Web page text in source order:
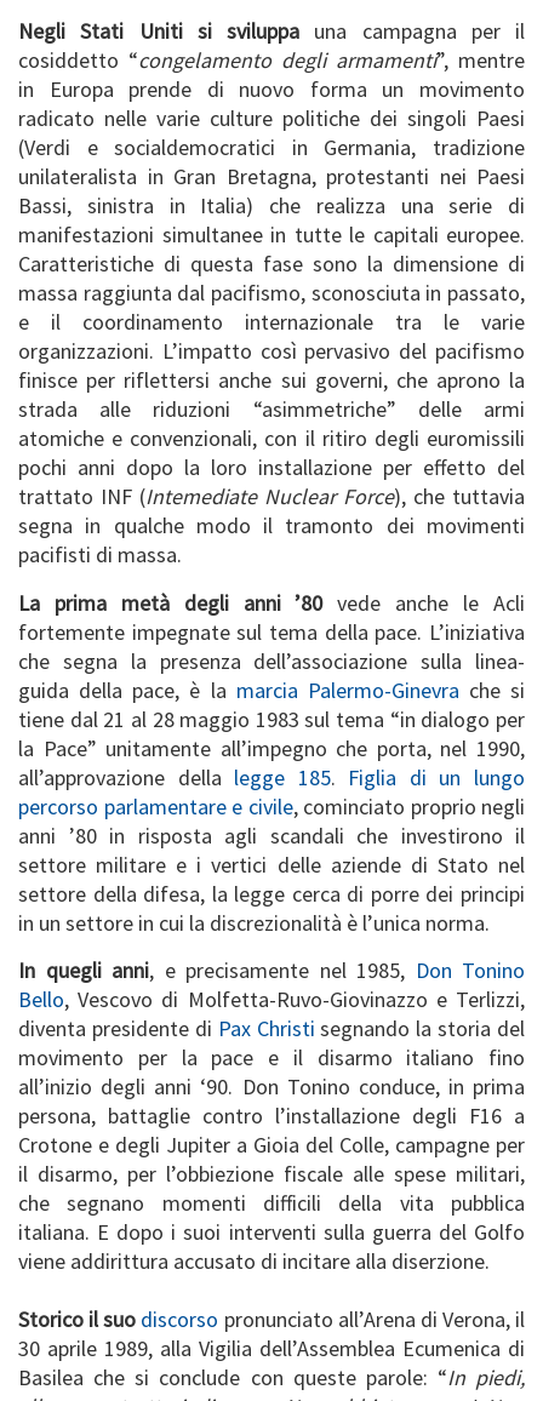
Negli Stati Uniti si sviluppa una campagna per il
cosiddetto “congelamento degli armamenti”, mentre
in Europa prende di nuovo forma un movimento
radicato nelle varie culture politiche dei singoli Paesi
(Verdi e socialdemocratici in Germania, tradizione
unilateralista in Gran Bretagna, protestanti nei Paesi
Bassi, sinistra in Italia) che realizza una serie di
manifestazioni simultanee in tutte le capitali europee.
Caratteristiche di questa fase sono la dimensione di
massa raggiunta dal pacifismo, sconosciuta in passato,
e il coordinamento internazionale tra le varie
organizzazioni. L’impatto così pervasivo del pacifismo
finisce per riflettersi anche sui governi, che aprono la
strada alle riduzioni “asimmetriche” delle armi
atomiche e convenzionali, con il ritiro degli euromissili
pochi anni dopo la loro installazione per effetto del
trattato INF (Intemediate Nuclear Force), che tuttavia
segna in qualche modo il tramonto dei movimenti
pacifisti di massa.
La prima metà degli anni ’80vede anche le Acli
fortemente impegnate sul tema della pace. L’iniziativa
che segna la presenza dell’associazione sulla linea-
guida della pace, è la marcia Palermo-Ginevra che si
tiene dal 21 al 28 maggio 1983 sul tema “in dialogo per
la Pace” unitamente all’impegno che porta, nel 1990,
all’approvazione della legge 185. Figlia di un lungo
percorso parlamentare e civile, cominciato proprio negli
anni ’80 in risposta agli scandali che investirono il
settore militare e i vertici delle aziende di Stato nel
settore della difesa, la legge cerca di porre dei principi
in un settore in cui la discrezionalità è l’unica norma.
In quegli anni, e precisamente nel 1985, Don Tonino
Bello, Vescovo di Molfetta-Ruvo-Giovinazzo e Terlizzi,
diventa presidente di Pax Christi segnando la storia del
movimento per la pace e il disarmo italiano fino
all’inizio degli anni ‘90. Don Tonino conduce, in prima
persona, battaglie contro l’installazione degli F16 a
Crotone e degli Jupiter a Gioia del Colle, campagne per
il disarmo, per l’obbiezione fiscale alle spese militari,
che segnano momenti difficili della vita pubblica
italiana. E dopo i suoi interventi sulla guerra del Golfo
viene addirittura accusato di incitare alla diserzione.
Storico il suo discorso pronunciato all’Arena di Verona, il
30 aprile 1989, alla Vigilia dell’Assemblea Ecumenica di
Basilea che si conclude con queste parole: “In piedi,